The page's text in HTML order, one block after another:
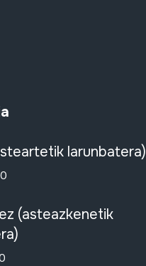
larunbatera)
(asteazkenetik